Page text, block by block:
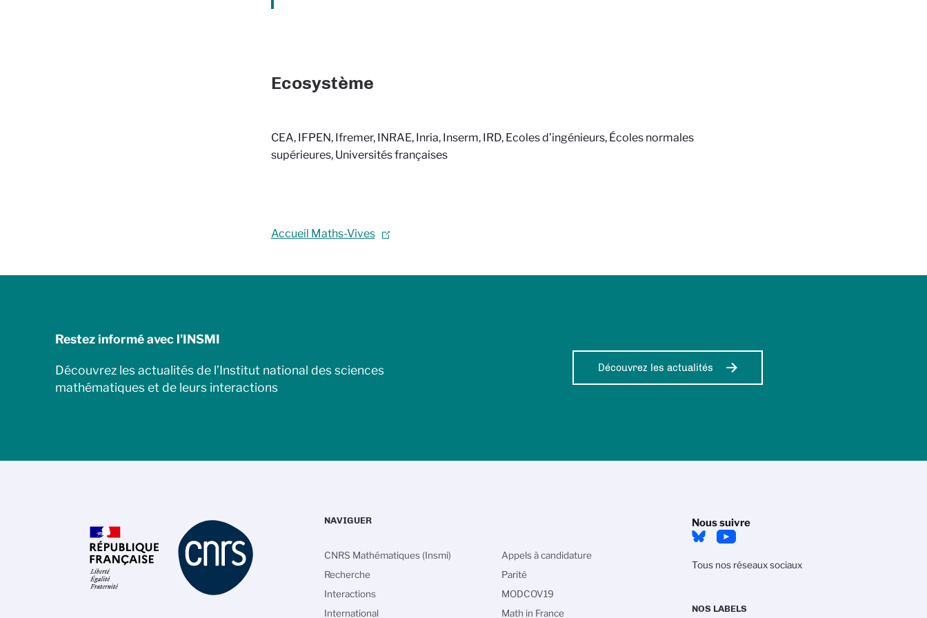
Ecosystème
CEA, IFPEN, Ifremer, INRAE, Inria, Inserm, IRD,Ecoles d’ingénieurs, Écoles normales
supérieures, Universités françaises
Accueil Maths-Vives
Restez informé avec l'INSMI
Découvrez les actualités de l’Institut national des sciences
mathématiques et de leurs interactions
Découvrez les actualités
Nous suivre
Tous nos réseaux sociaux
NOS LABELS
NAVIGUER
CNRS Mathématiques (Insmi)
Recherche
Interactions
International
Appels à candidature
Parité
MODCOV19
Math in France